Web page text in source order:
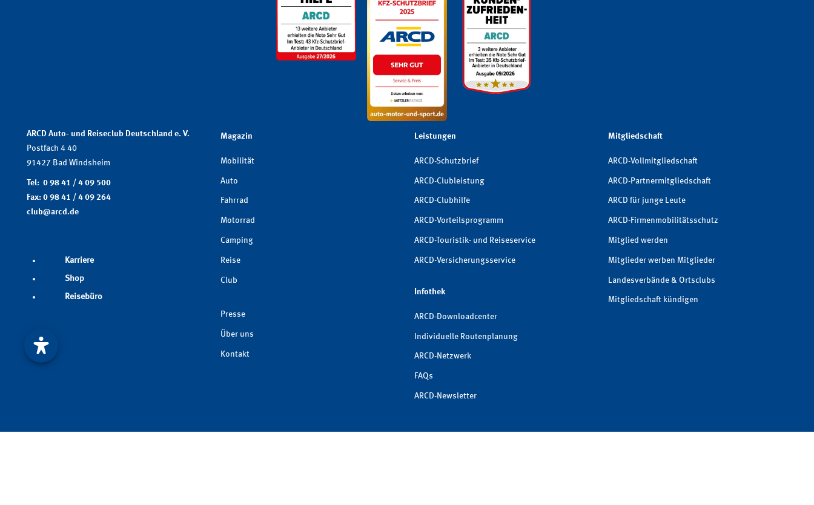
ARCD Auto- und Reiseclub Deutschland e. V.
Postfach 4 40
91427 Bad Windsheim
Tel: 0 98 41 / 4 09 500
Fax: 0 98 41 / 4 09 264
club@arcd.de
Karriere
Shop
Reisebüro
Magazin
Mobilität
Auto
Fahrrad
Motorrad
Camping
Reise
Club
Presse
Über uns
Kontakt
Leistungen
ARCD-Schutzbrief
ARCD-Clubleistung
ARCD-Clubhilfe
ARCD-Vorteilsprogramm
ARCD-Touristik- und Reiseservice
ARCD-Versicherungsservice
Infothek
ARCD-Downloadcenter
Individuelle Routenplanung
ARCD-Netzwerk
FAQs
ARCD-Newsletter
Mitgliedschaft
ARCD-Vollmitgliedschaft
ARCD-Partnermitgliedschaft
ARCD für junge Leute
ARCD-Firmenmobilitätsschutz
Mitglied werden
Mitglieder werben Mitglieder
Landesverbände & Ortsclubs
Mitgliedschaft kündigen